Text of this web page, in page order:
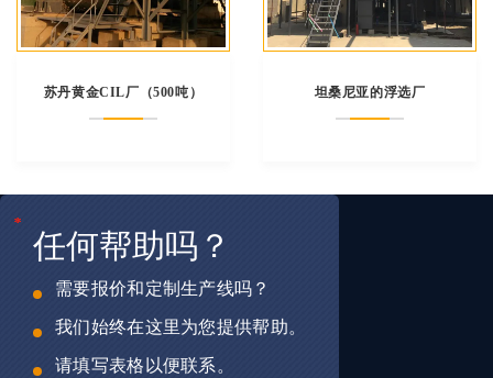
苏丹黄金CIL厂（500吨） 坦桑尼亚的浮选厂
任何帮助吗？
需要报价和定制生产线吗？
我们始终在这里为您提供帮助。
请填写表格以便联系。
*
*
*